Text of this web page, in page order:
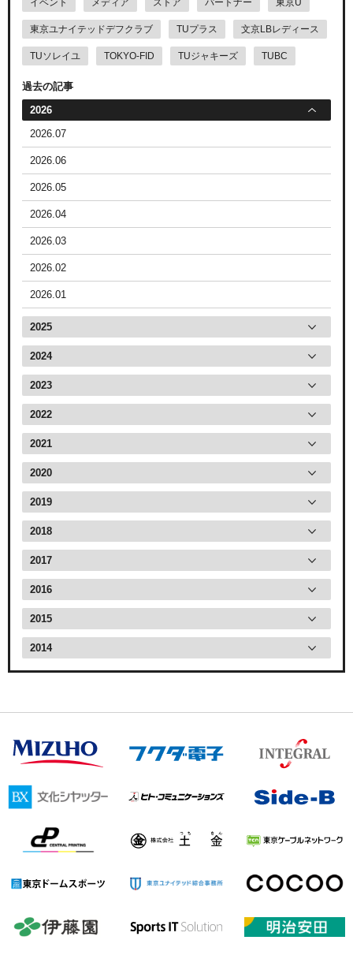
イベント メディア ストア パートナー 東京U
東京ユナイテッドデフクラブ TUプラス 文京LBレディース
TUソレイユ TOKYO-FID TUジャキーズ TUBC
過去の記事
2026
2026.07
2026.06
2026.05
2026.04
2026.03
2026.02
2026.01
2025
2024
2023
2022
2021
2020
2019
2018
2017
2016
2015
2014